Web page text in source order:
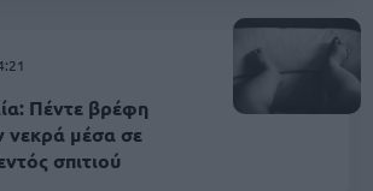
Πέντε βρέφη
νεκρά μέσα σε
σπιτιού